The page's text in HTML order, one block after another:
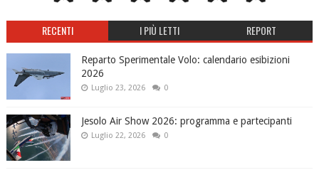
RECENTI I PIÙ LETTI REPORT
Reparto Sperimentale Volo: calendario esibizioni
2026
Luglio 23, 2026 0
Jesolo Air Show 2026: programma e partecipanti
Luglio 22, 2026 0